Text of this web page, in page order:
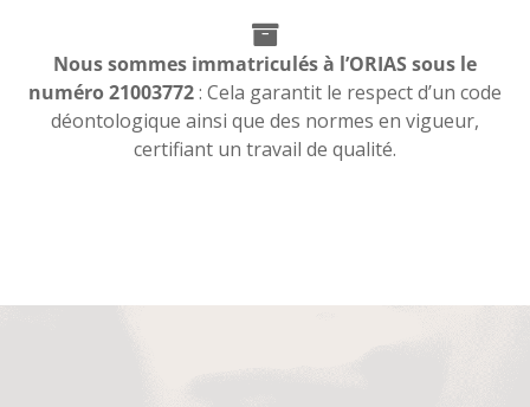
Nous sommes immatriculés à l’ORIAS sous le
numéro 21003772: Cela garantit le respect d’un code
déontologique ainsi que des normes en vigueur,
certifiant un travail de qualité.